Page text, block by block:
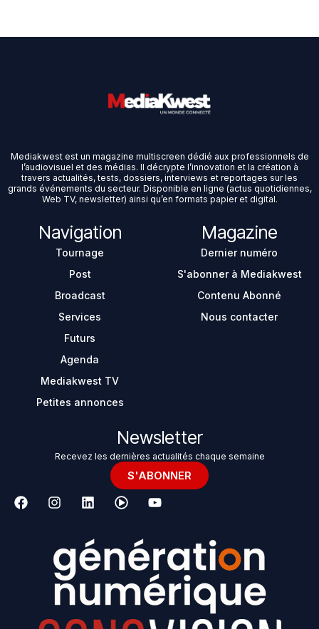
Mediakwest est un magazine multiscreen dédié aux professionnels de
l’audiovisuel et des médias. Il décrypte l’innovation et la création à
travers actualités, tests, dossiers, interviews et reportages sur les
grands événements du secteur. Disponible en ligne (actus quotidiennes,
Web TV, newsletter) ainsi qu’en formats papier et digital.
Navigation
Tournage
Post
Broadcast
Services
Futurs
Agenda
Mediakwest TV
Petites annonces
Magazine
Dernier numéro
S'abonner à Mediakwest
Contenu Abonné
Nous contacter
Newsletter
Recevez les dernières actualités chaque semaine
S'ABONNER